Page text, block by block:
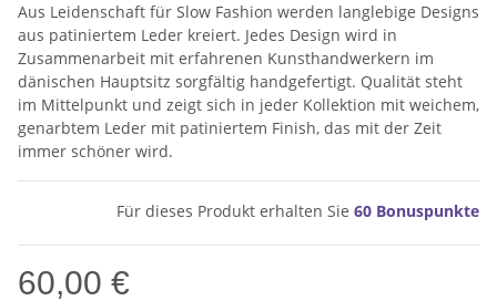
Aus Leidenschaft für Slow Fashion werden langlebige Designs
aus patiniertem Leder kreiert. Jedes Design wird in
Zusammenarbeit mit erfahrenen Kunsthandwerkern im
dänischen Hauptsitz sorgfältig handgefertigt. Qualität steht
im Mittelpunkt und zeigt sich in jeder Kollektion mit weichem,
genarbtem Leder mit patiniertem Finish, das mit der Zeit
immer schöner wird.
Für dieses Produkt erhalten Sie 60 Bonuspunkte
60,00 €